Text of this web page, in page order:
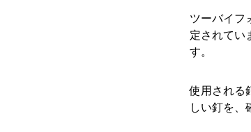
ツーバイフ
定されてい
す。
使用される
しい釘を、